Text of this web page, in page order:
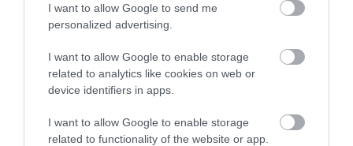
I want to allow Google to send me
personalized advertising.
I want to allow Google to enable storage
related to analytics like cookies on web or
device identifiers in apps.
I want to allow Google to enable storage
related to functionality of the website or app.
összetévesztették a steakkel?)
, csontszilánk volt benne és
minden fűszerezés nélkül.
Társaságom többi tagja
elégedett volt.
Jelentés